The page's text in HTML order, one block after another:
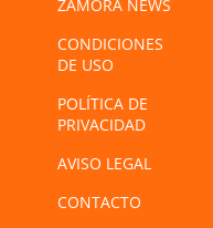
ZAMORA NEWS
CONDICIONES
DE USO
POLÍTICA DE
PRIVACIDAD
AVISO LEGAL
CONTACTO